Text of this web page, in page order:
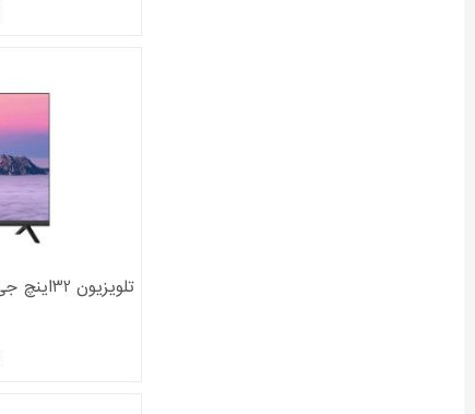
تلویزیون 32اینچ جی پلاس مدل GTV-32SD428N